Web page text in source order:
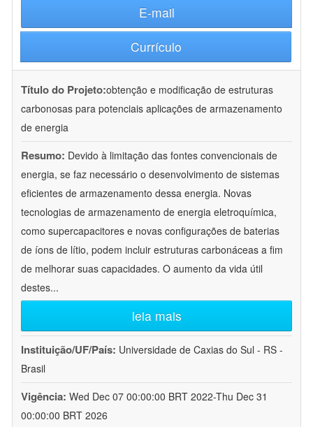
E-mail
Currículo
Título do Projeto:obtenção e modificação de estruturas
carbonosas para potenciais aplicações de armazenamento
de energia
Resumo: Devido à limitação das fontes convencionais de
energia, se faz necessário o desenvolvimento de sistemas
eficientes de armazenamento dessa energia. Novas
tecnologias de armazenamento de energia eletroquímica,
como supercapacitores e novas configurações de baterias
de íons de lítio, podem incluir estruturas carbonáceas a fim
de melhorar suas capacidades. O aumento da vida útil
destes...
leia mais
Instituição/UF/País: Universidade de Caxias do Sul - RS -
Brasil
Vigência: Wed Dec 07 00:00:00 BRT 2022-Thu Dec 31
00:00:00 BRT 2026